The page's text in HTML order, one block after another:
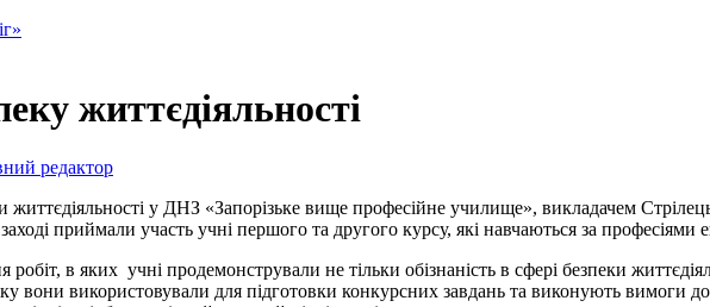
життєдіяльності
редактор
у ДНЗ «Запорізьке вище професійне училище», викладачем
приймали участь учні першого та другого курсу, які навчаються за професіями
робіт, в яких учні продемонстрували не тільки обізнаність в сфері безпеки
вони використовували для підготовки конкурсних завдань та виконують вимоги